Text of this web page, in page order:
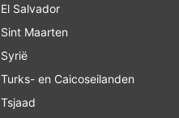
El Salvador
Sint Maarten
Syrië
Turks- en Caicoseilanden
Tsjaad